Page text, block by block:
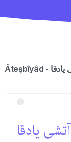
آتشی یادقا